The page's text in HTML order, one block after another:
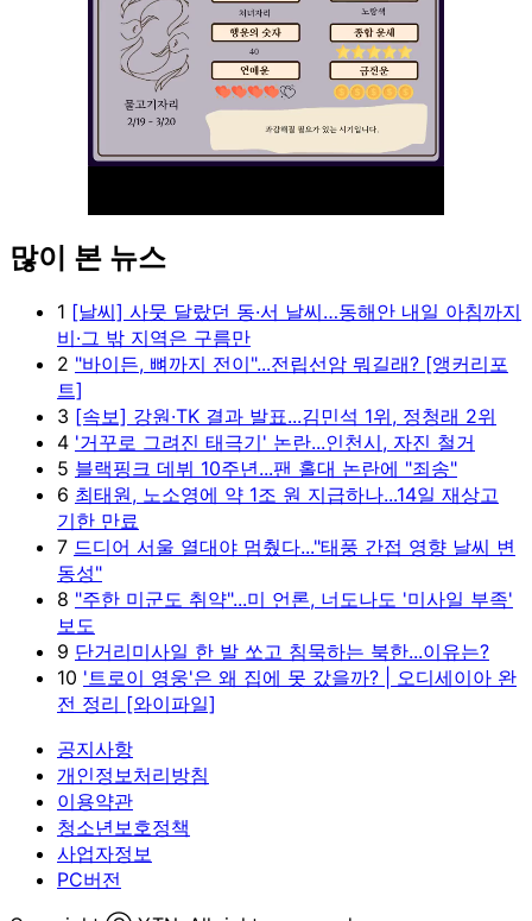
많이 본 뉴스
1 [날씨] 사뭇 달랐던 동·서 날씨…동해안 내일 아침까지
비·그 밖 지역은 구름만
2 "바이든, 뼈까지 전이"...전립선암 뭐길래? [앵커리포
트]
3 [속보] 강원·TK 결과 발표...김민석 1위, 정청래 2위
4 '거꾸로 그려진 태극기' 논란...인천시, 자진 철거
5 블랙핑크 데뷔 10주년...팬 홀대 논란에 "죄송"
6 최태원, 노소영에 약 1조 원 지급하나...14일 재상고
기한 만료
7 드디어 서울 열대야 멈췄다..."태풍 간접 영향 날씨 변
동성"
8 "주한 미군도 취약"...미 언론, 너도나도 '미사일 부족'
보도
9 단거리미사일 한 발 쏘고 침묵하는 북한...이유는?
10 '트로이 영웅'은 왜 집에 못 갔을까? | 오디세이아 완
전 정리 [와이파일]
공지사항
개인정보처리방침
이용약관
청소년보호정책
사업자정보
PC버전